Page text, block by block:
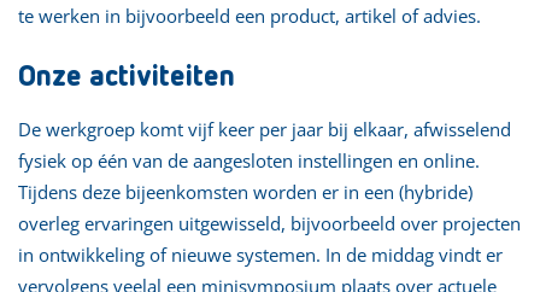
te werken in bijvoorbeeld een product, artikel of advies.
Onze activiteiten
De werkgroep komt vijf keer per jaar bij elkaar, afwisselend
fysiek op één van de aangesloten instellingen en online.
Tijdens deze bijeenkomsten worden er in een (hybride)
overleg ervaringen uitgewisseld, bijvoorbeeld over projecten
in ontwikkeling of nieuwe systemen. In de middag vindt er
vervolgens veelal een minisymposium plaats over actuele